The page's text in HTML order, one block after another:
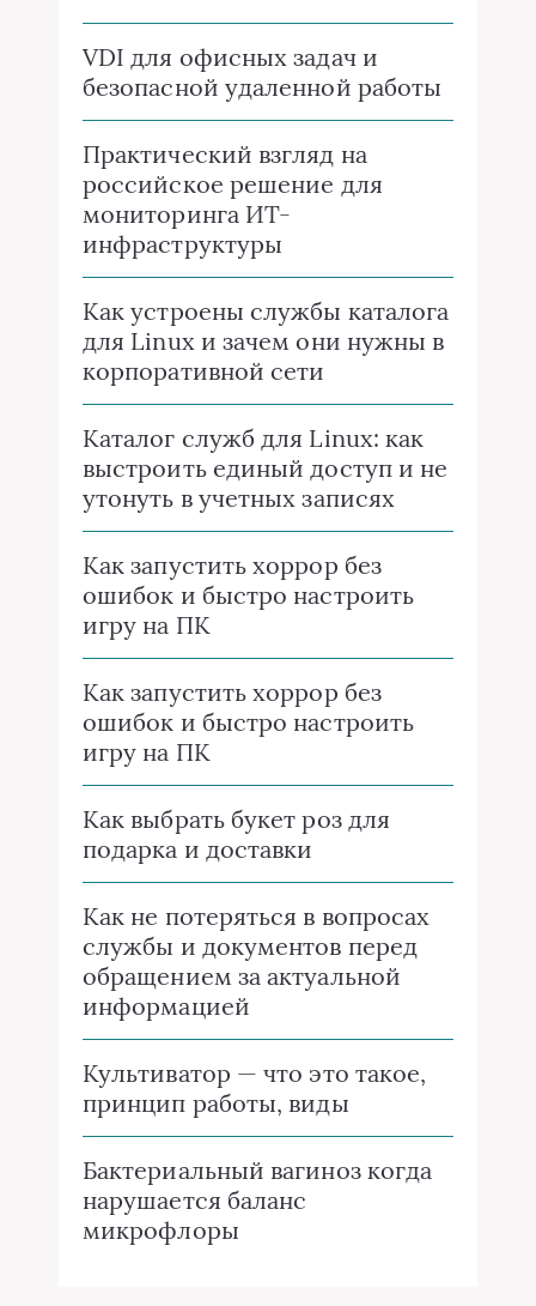
VDI для офисных задач и
безопасной удаленной работы
Практический взгляд на
российское решение для
мониторинга ИТ-
инфраструктуры
Как устроены службы каталога
для Linux и зачем они нужны в
корпоративной сети
Каталог служб для Linux: как
выстроить единый доступ и не
утонуть в учетных записях
Как запустить хоррор без
ошибок и быстро настроить
игру на ПК
Как запустить хоррор без
ошибок и быстро настроить
игру на ПК
Как выбрать букет роз для
подарка и доставки
Как не потеряться в вопросах
службы и документов перед
обращением за актуальной
информацией
Культиватор — что это такое,
принцип работы, виды
Бактериальный вагиноз когда
нарушается баланс
микрофлоры